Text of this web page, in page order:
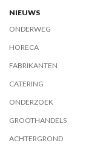
NIEUWS
ONDERWEG
HORECA
FABRIKANTEN
CATERING
ONDERZOEK
GROOTHANDELS
ACHTERGROND